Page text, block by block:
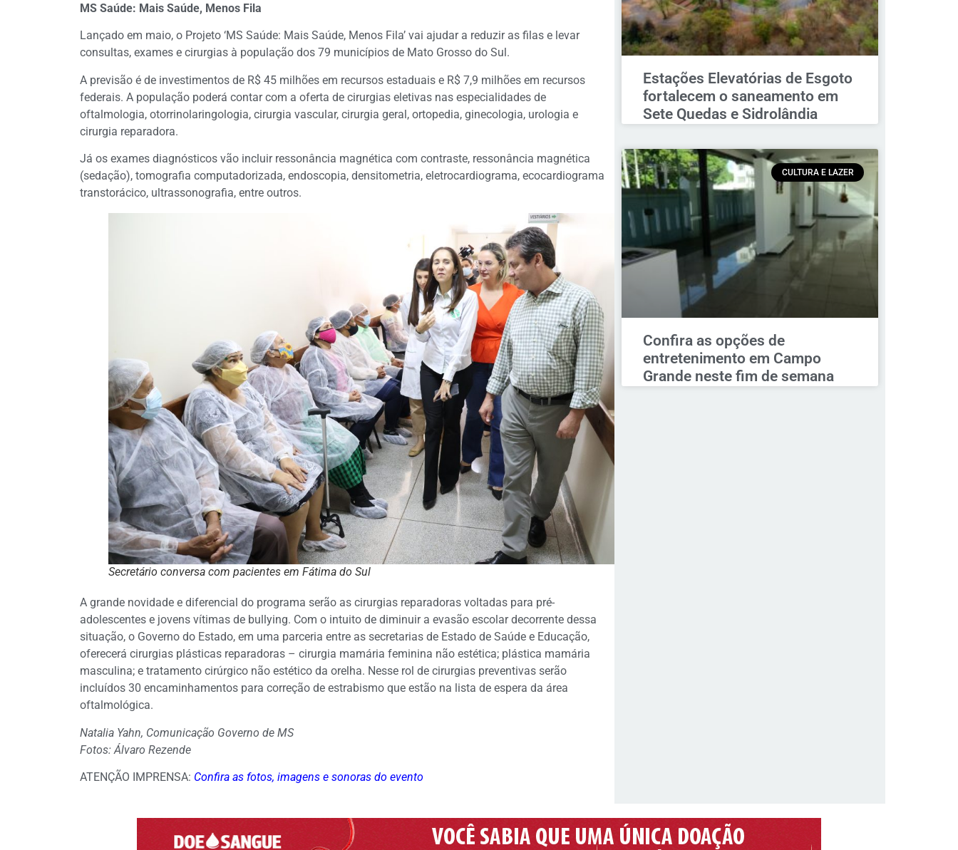
MS Saúde: Mais Saúde, Menos Fila
Lançado em maio, o Projeto ‘MS Saúde: Mais Saúde, Menos Fila’ vai ajudar a reduzir as filas e levar
consultas, exames e cirurgias à população dos 79 municípios de Mato Grosso do Sul.
A previsão é de investimentos de R$ 45 milhões em recursos estaduais e R$ 7,9 milhões em recursos
federais. A população poderá contar com a oferta de cirurgias eletivas nas especialidades de
oftalmologia, otorrinolaringologia, cirurgia vascular, cirurgia geral, ortopedia, ginecologia, urologia e
cirurgia reparadora.
Já os exames diagnósticos vão incluir ressonância magnética com contraste, ressonância magnética
(sedação), tomografia computadorizada, endoscopia, densitometria, eletrocardiograma, ecocardiograma
transtorácico, ultrassonografia, entre outros.
Secretário conversa com pacientes em Fátima do Sul
A grande novidade e diferencial do programa serão as cirurgias reparadoras voltadas para pré-
adolescentes e jovens vítimas de bullying. Com o intuito de diminuir a evasão escolar decorrente dessa
situação, o Governo do Estado, em uma parceria entre as secretarias de Estado de Saúde e Educação,
oferecerá cirurgias plásticas reparadoras – cirurgia mamária feminina não estética; plástica mamária
masculina; e tratamento cirúrgico não estético da orelha. Nesse rol de cirurgias preventivas serão
incluídos 30 encaminhamentos para correção de estrabismo que estão na lista de espera da área
oftalmológica.
Natalia Yahn, Comunicação Governo de MS
Fotos: Álvaro Rezende
ATENÇÃO IMPRENSA: Confira as fotos, imagens e sonoras do evento
Estações Elevatórias de Esgoto
fortalecem o saneamento em
Sete Quedas e Sidrolândia
CULTURA E LAZER
Confira as opções de
entretenimento em Campo
Grande neste fim de semana